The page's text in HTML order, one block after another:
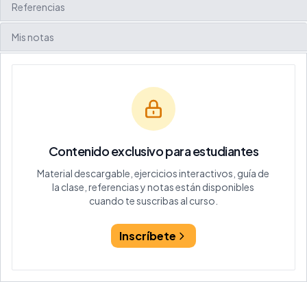
Referencias
Mis notas
Contenido exclusivo para estudiantes
Material descargable, ejercicios interactivos, guía de
la clase, referencias y notas están disponibles
cuando te suscribas al curso.
Inscríbete